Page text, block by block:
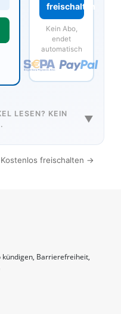
freischalten
Kein Abo,
endet
automatisch
LESEN? KEIN
▼
freischalten →
kündigen Barrierefreiheit